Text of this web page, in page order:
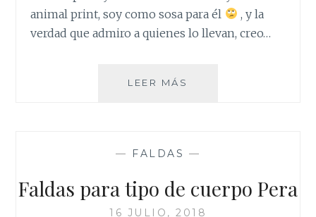
animal print, soy como sosa para él
, y la
verdad que admiro a quienes lo llevan, creo…
LEER MÁS
— FALDAS —
Faldas para tipo de cuerpo Pera
16 JULIO, 2018